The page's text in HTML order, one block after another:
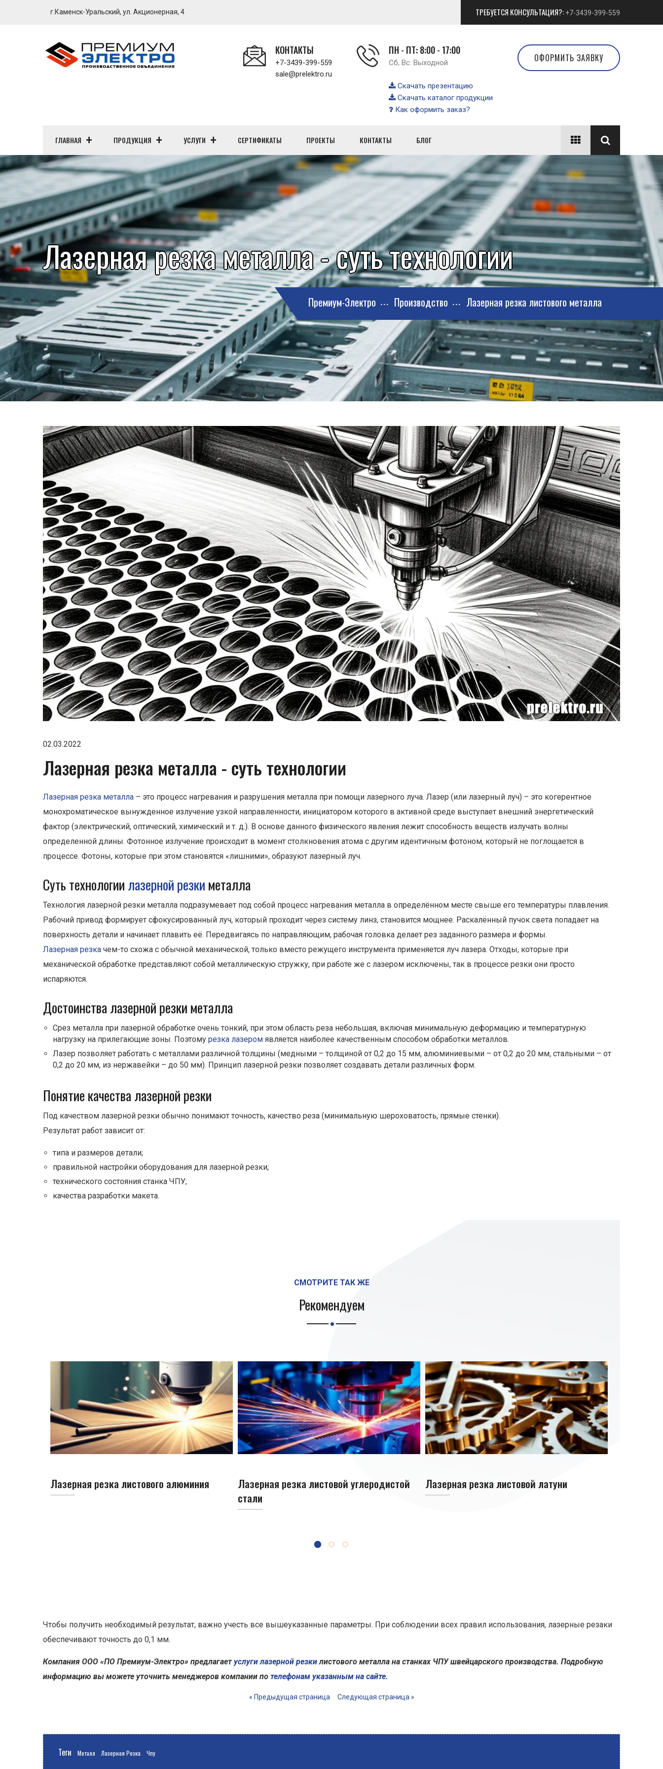
г.Каменск-Уральский, ул. Акционерная, 4 ТРЕБУЕТСЯ КОНСУЛЬТАЦИЯ?: +7-3439-399-559
КОНТАКТЫ
+7-3439-399-559
sale@prelektro.ru
ПН - ПТ: 8:00 - 17:00
Сб, Вс: Выходной
Скачать презентацию
Скачать каталог продукции
Как оформить заказ?
ОФОРМИТЬ ЗАЯВКУ
ГЛАВНАЯ ПРОДУКЦИЯ УСЛУГИ СЕРТИФИКАТЫ ПРОЕКТЫ КОНТАКТЫ БЛОГ
Лазерная резка металла - суть технологии
Премиум-Электро Производство Лазерная резка листового металла
02.03.2022
Лазерная резка металла - суть технологии
Лазерная резка металла – это процесс нагревания и разрушения металла при помощи лазерного луча. Лазер (или лазерный луч) – это когерентное
монохроматическое вынужденное излучение узкой направленности, инициатором которого в активной среде выступает внешний энергетический
фактор (электрический, оптический, химический и т. д.). В основе данного физического явления лежит способность веществ излучать волны
определенной длины. Фотонное излучение происходит в момент столкновения атома с другим идентичным фотоном, который не поглощается в
процессе. Фотоны, которые при этом становятся «лишними», образуют лазерный луч.
Суть технологии лазерной резки металла
Технология лазерной резки металла подразумевает под собой процесс нагревания металла в определённом месте свыше его температуры плавления.
Рабочий привод формирует сфокусированный луч, который проходит через систему линз, становится мощнее. Раскалённый пучок света попадает на
поверхность детали и начинает плавить её. Передвигаясь по направляющим, рабочая головка делает рез заданного размера и формы.
Лазерная резка чем-то схожа с обычной механической, только вместо режущего инструмента применяется луч лазера. Отходы, которые при
механической обработке представляют собой металлическую стружку, при работе же с лазером исключены, так в процессе резки они просто
испаряются.
Достоинства лазерной резки металла
Срез металла при лазерной обработке очень тонкий, при этом область реза небольшая, включая минимальную деформацию и температурную
нагрузку на прилегающие зоны. Поэтому резка лазером является наиболее качественным способом обработки металлов.
Лазер позволяет работать с металлами различной толщины (медными – толщиной от 0,2 до 15 мм, алюминиевыми – от 0,2 до 20 мм, стальными – от
0,2 до 20 мм, из нержавейки – до 50 мм). Принцип лазерной резки позволяет создавать детали различных форм.
Понятие качества лазерной резки
Под качеством лазерной резки обычно понимают точность, качество реза (минимальную шероховатость, прямые стенки).
Результат работ зависит от:
типа и размеров детали;
правильной настройки оборудования для лазерной резки;
технического состояния станка ЧПУ;
качества разработки макета.
СМОТРИТЕ ТАК ЖЕ
Рекомендуем
Лазерная резка листового алюминия
Лазерная резка листовой углеродистой
стали
Лазерная резка листовой латуни
Чтобы получить необходимый результат, важно учесть все вышеуказанные параметры. При соблюдении всех правил использования, лазерные резаки
обеспечивают точность до 0,1 мм.
Компания ООО «ПО Премиум-Электро» предлагаетуслуги лазерной резкилистового металла на станках ЧПУ швейцарского производства. Подробную
информацию вы можете уточнить менеджеров компании по телефонам указанным на сайте.
« Предыдущая страница Следующая страница »
Теги Металл Лазерная Резка Чпу